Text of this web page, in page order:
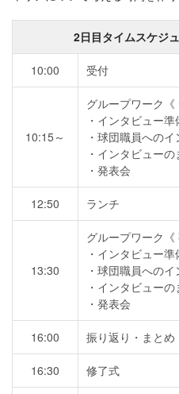
2日目タイムスケジ
10:00 受付
10:15～
グループワーク《
インタビュー準
球団職員へのイ
インタビューの
発表会
12:50 ランチ
13:30
グループワーク《
インタビュー準
球団職員へのイ
インタビューの
発表会
16:00 振り返り・まとめ
16:30 修了式